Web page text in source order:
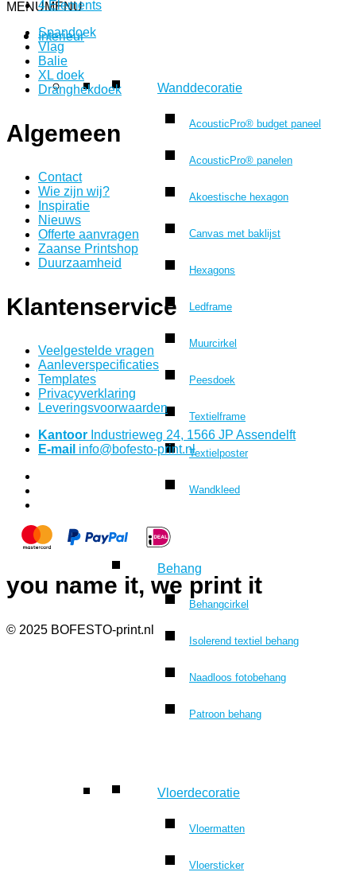
MENUMENU
Interieur
Wanddecoratie
AcousticPro® budget paneel
AcousticPro® panelen
Akoestische hexagon
Canvas met baklijst
Hexagons
Ledframe
Muurcirkel
Peesdoek
Textielframe
Textielposter
Wandkleed
Behang
Behangcirkel
Isolerend textiel behang
Naadloos fotobehang
Patroon behang
Vloerdecoratie
Vloermatten
Vloersticker
4 Elements
Spandoek
Vlag
Balie
XL doek
Dranghekdoek
Algemeen
Contact
Wie zijn wij?
Inspiratie
Nieuws
Offerte aanvragen
Zaanse Printshop
Duurzaamheid
Klantenservice
Veelgestelde vragen
Aanleverspecificaties
Templates
Privacyverklaring
Leveringsvoorwaarden
Kantoor Industrieweg 24, 1566 JP Assendelft
E-mail info@bofesto-print.nl
you name it, we print it
© 2025 BOFESTO-print.nl